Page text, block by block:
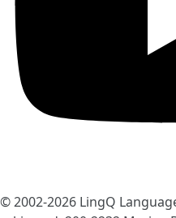
© 2002-2026 LingQ